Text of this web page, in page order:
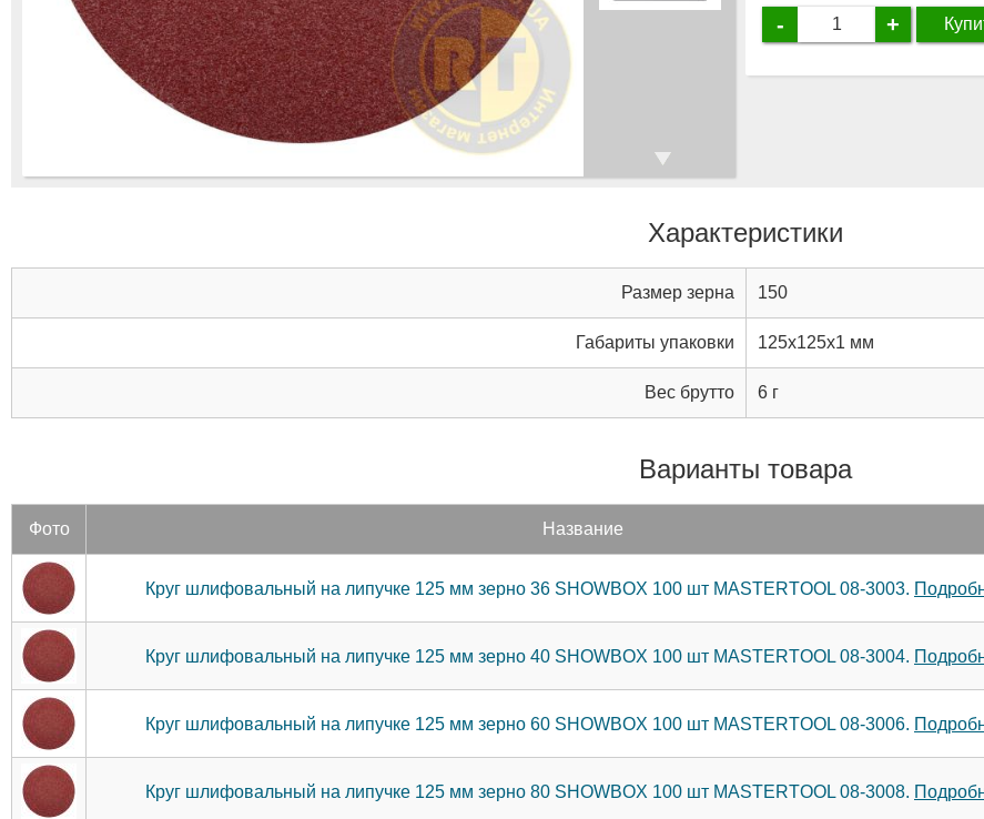
- +
Характеристики
Размер зерна 150
Габариты упаковки 125x125x1 мм
Вес брутто 6 г
Варианты товара
Фото Название
Круг шлифовальный на липучке 125 мм зерно 36 SHOWBOX 100 шт MASTERTOOL 08-3003.
Круг шлифовальный на липучке 125 мм зерно 40 SHOWBOX 100 шт MASTERTOOL 08-3004.
Круг шлифовальный на липучке 125 мм зерно 60 SHOWBOX 100 шт MASTERTOOL 08-3006.
Круг шлифовальный на липучке 125 мм зерно 80 SHOWBOX 100 шт MASTERTOOL 08-3008.